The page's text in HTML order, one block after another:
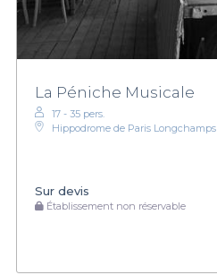
La Péniche Musicale
17 - 35 pers.
Hippodrome de Paris Longchamps
Sur devis
Établissement non réservable